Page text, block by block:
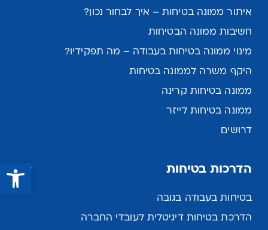
איתור ממונה בטיחות – איך לבחור נכון?
חשיבות ממונה הבטיחות
מינוי ממונה בטיחות בעבודה – מה תפקידיו?
היקף משרה לממונה בטיחות
ממונה בטיחות קרינה
ממונה בטיחות לייזר
דרושים
הדרכות בטיחות
בטיחות בעבודה בגובה
הדרכת בטיחות דיגיטלית לעובדי החברה
פתח סרגל נגישות